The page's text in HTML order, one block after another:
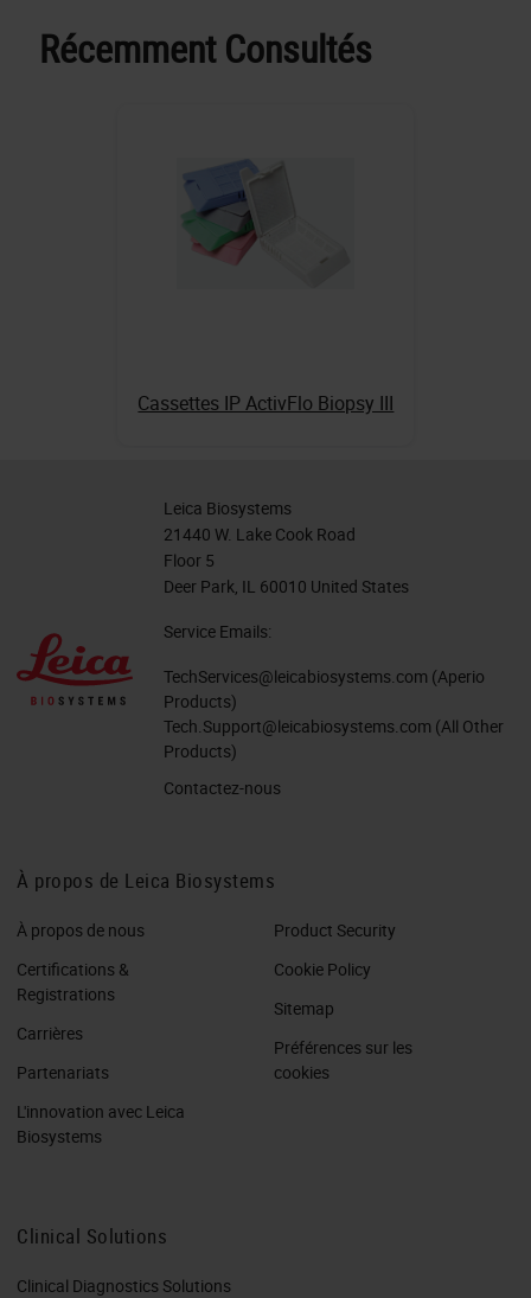
Récemment Consultés
Cassettes IP ActivFlo Biopsy III
Leica Biosystems
21440 W. Lake Cook Road
Floor 5
Deer Park, IL 60010 United States
Service Emails:
TechServices@leicabiosystems.com (Aperio
Products)
Tech.Support@leicabiosystems.com (All Other
Products)
Contactez-nous
À propos de Leica Biosystems
À propos de nous
Certifications &
Registrations
Carrières
Partenariats
L'innovation avec Leica
Biosystems
Product Security
Cookie Policy
Sitemap
Préférences sur les
cookies
Clinical Solutions
Clinical Diagnostics Solutions